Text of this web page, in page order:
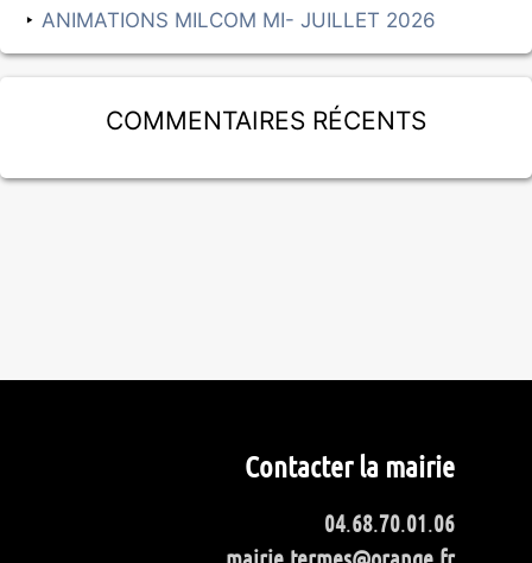
ANIMATIONS MILCOM MI- JUILLET 2026
Commentaires récents
Contacter la mairie
04 68 70 01 06